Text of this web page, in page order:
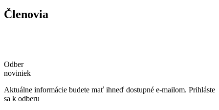
Členovia
Odber
noviniek
Aktuálne informácie budete mať ihneď dostupné e-mailom. Prihláste
sa k odberu